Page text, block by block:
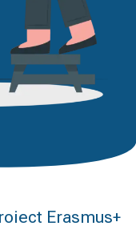
Erasmus+